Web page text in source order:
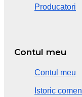
Producatori
Contul meu
Contul meu
Istoric